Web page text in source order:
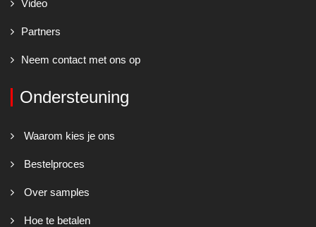
Video
Partners
Neem contact met ons op
Ondersteuning
Waarom kies je ons
Bestelproces
Over samples
Hoe te betalen